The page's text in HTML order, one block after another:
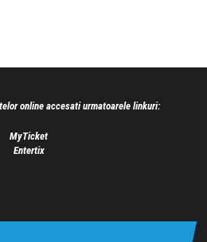
online accesati urmatoarele linkuri:
MyTicket
Entertix